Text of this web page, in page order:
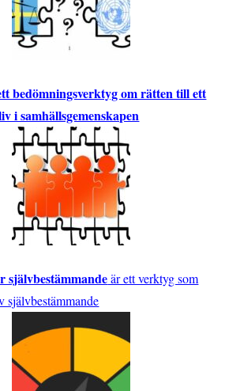
bedömningsverktyg om rätten till ett
i samhällsgemenskapen
självbestämmandeär ett verktyg som
självbestämmande